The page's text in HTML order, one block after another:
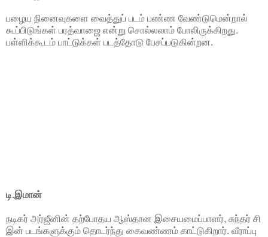
பழைய நினைவுகளை வைத்துப் படம் பண்ண வேண்டுமென்றால்
கூப்பிடுங்கள் பரத்வாஜை என்று சொல்லலாம் போலிருக்கிறது.
பள்ளிக்கூடம் பாட்டுக்கள் படத்தோடு பேசப்படுகின்றன.
டி.இமான்
நடிகர் அர்ஜீனின் தற்போதய ஆஸ்தான இசையமைப்பாளர், சுந்தர் சி
இன் படங்களுக்கும் தொடர்ந்து கைவண்ணம் காட்டுகிறார். வீராப்பு